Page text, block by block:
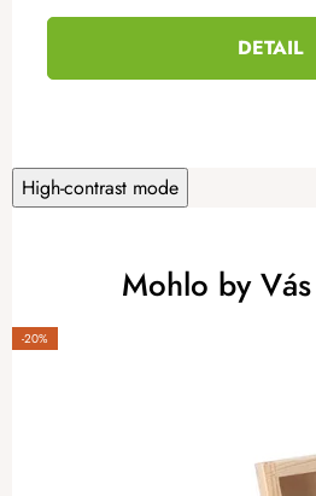
DETAIL
High-contrast mode
Mohlo by
-20%